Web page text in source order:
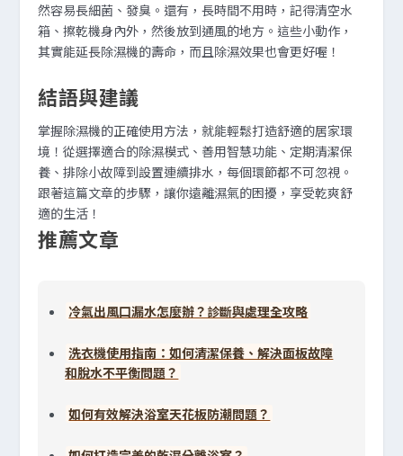
然容易長細菌、發臭。還有，長時間不用時，記得清空水
箱、擦乾機身內外，然後放到通風的地方。這些小動作，
其實能延長除濕機的壽命，而且除濕效果也會更好喔！
結語與建議
掌握除濕機的正確使用方法，就能輕鬆打造舒適的居家環
境！從選擇適合的除濕模式、善用智慧功能、定期清潔保
養、排除小故障到設置連續排水，每個環節都不可忽視。
跟著這篇文章的步驟，讓你遠離濕氣的困擾，享受乾爽舒
適的生活！
推薦文章
冷氣出風口漏水怎麼辦？診斷與處理全攻略
洗衣機使用指南：如何清潔保養、解決面板故障
和脫水不平衡問題？
如何有效解決浴室天花板防潮問題？